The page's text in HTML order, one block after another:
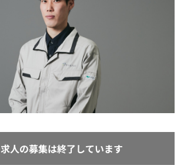
人の募集は終了しています